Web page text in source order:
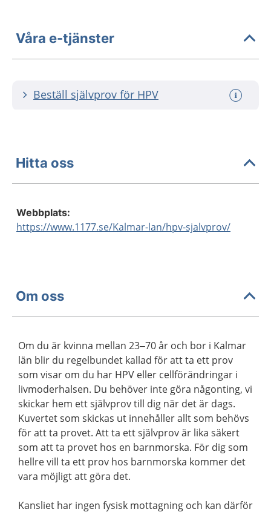
Våra e-tjänster
Beställ självprov för HPV
Hitta oss
Webbplats:
https://www.1177.se/Kalmar-lan/hpv-sjalvprov/
Om oss
Om du är kvinna mellan 23–70 år och bor i Kalmar
län blir du regelbundet kallad för att ta ett prov
som visar om du har HPV eller cellförändringar i
livmoderhalsen. Du behöver inte göra någonting, vi
skickar hem ett självprov till dig när det är dags.
Kuvertet som skickas ut innehåller allt som behövs
för att ta provet. Att ta ett självprov är lika säkert
som att ta provet hos en barnmorska. För dig som
hellre vill ta ett prov hos barnmorska kommer det
vara möjligt att göra det.
Kansliet har ingen fysisk mottagning och kan därför